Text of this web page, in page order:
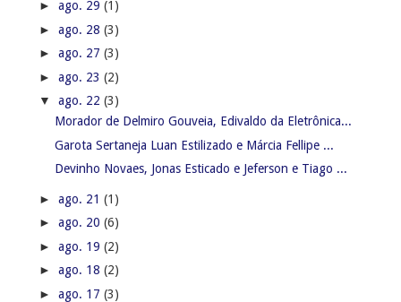
► ago. 29 (1)
► ago. 28 (3)
► ago. 27 (3)
► ago. 23 (2)
▼ ago. 22 (3)
Morador de Delmiro Gouveia, Edivaldo da Eletrônica...
Garota Sertaneja Luan Estilizado e Márcia Fellipe ...
Devinho Novaes, Jonas Esticado e Jeferson e Tiago ...
► ago. 21 (1)
► ago. 20 (6)
► ago. 19 (2)
► ago. 18 (2)
► ago. 17 (3)